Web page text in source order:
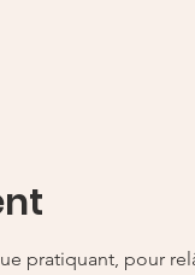
pratiquant, pour